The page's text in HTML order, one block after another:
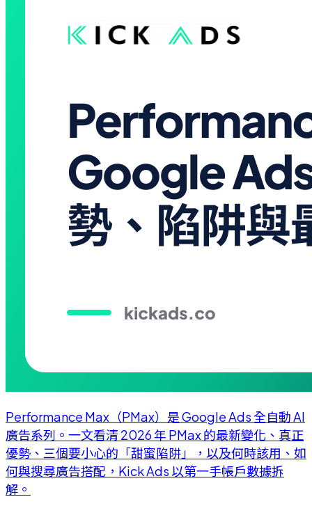
Performance Max（PMax）是 Google Ads 全自動 AI
廣告系列。一文看清 2026 年 PMax 的最新變化、真正
優勢、三個要小心的「甜蜜陷阱」，以及何時該用、如
何與搜尋廣告搭配，Kick Ads 以第一手帳戶數據拆
解。